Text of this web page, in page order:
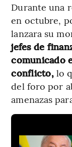
Durante una
en octubre,
lanzara su
jefes de
comunicado
conflicto,lo
del foro por
amenazas